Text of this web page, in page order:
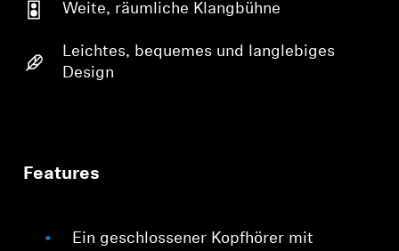
Weite, räumliche Klangbühne
Leichtes, bequemes und langlebiges
Design
Features
Ein geschlossener Kopfhörer mit